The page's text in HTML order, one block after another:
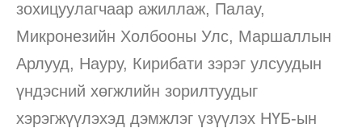
зохицуулагчаар ажиллаж, Палау,
Микронезийн Холбооны Улс, Маршаллын
Арлууд, Науру, Кирибати зэрэг улсуудын
үндэсний хөгжлийн зорилтуудыг
хэрэгжүүлэхэд дэмжлэг үзүүлэх НҮБ-ын